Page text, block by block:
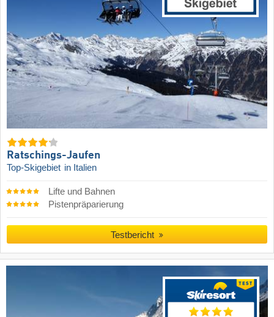
Ratschings-Jaufen
Top-Skigebiet in Italien
Lifte und Bahnen
Pistenpräparierung
Testbericht